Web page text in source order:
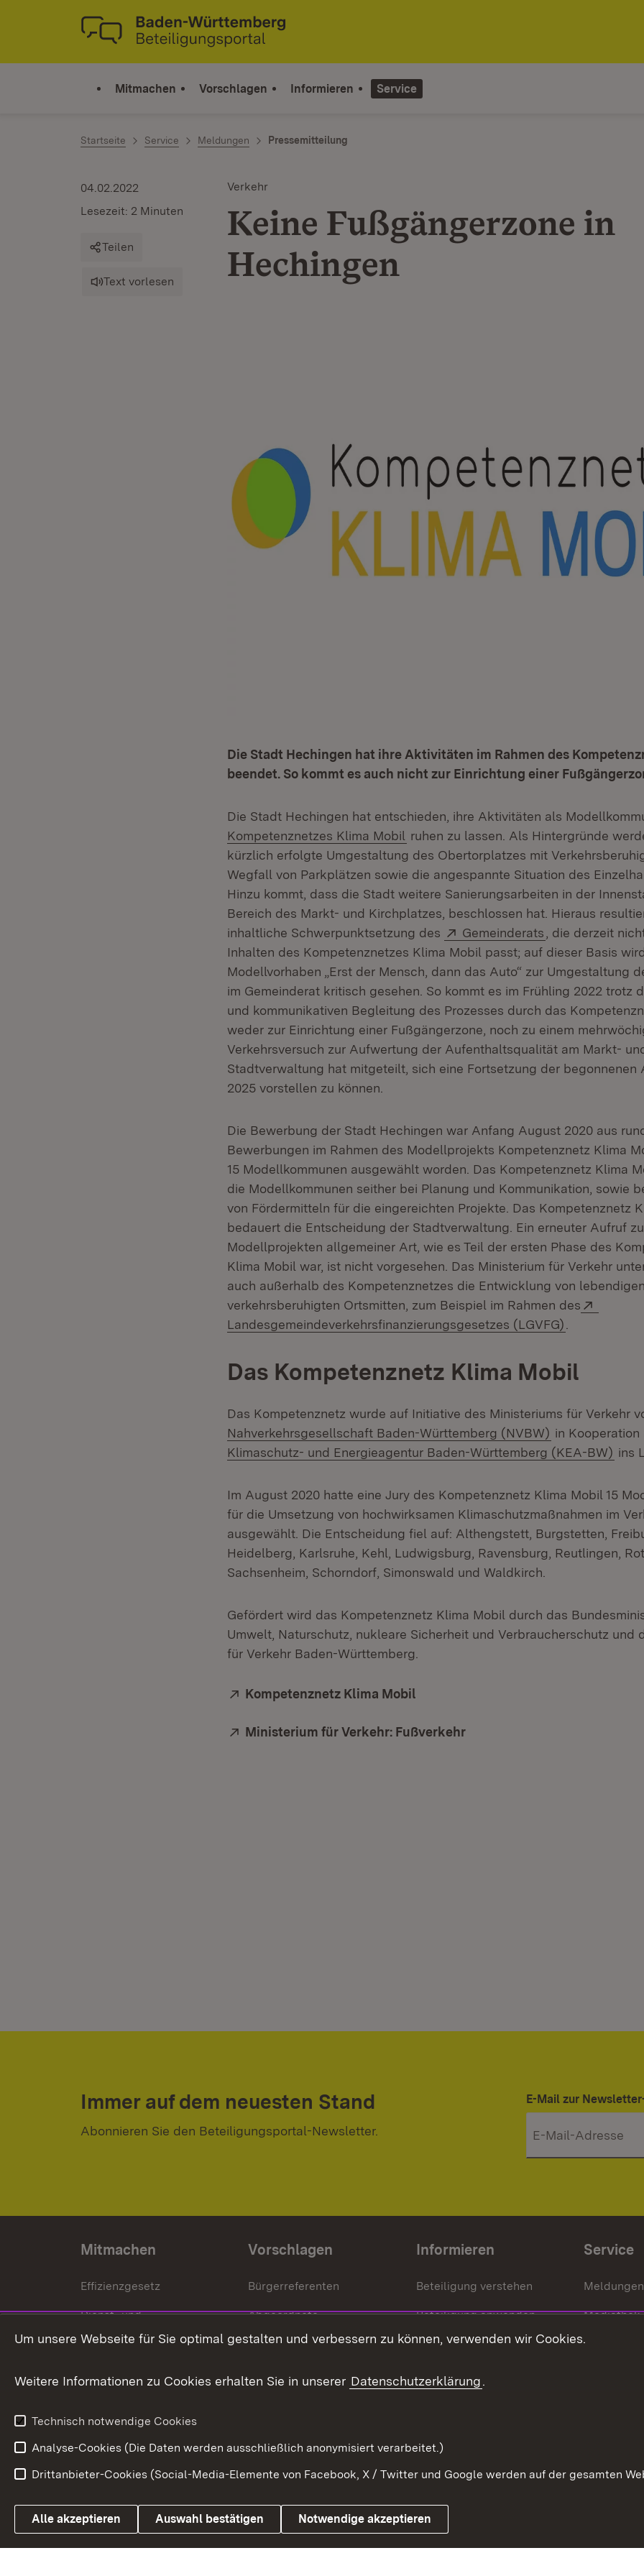
Zum Inhalt springen
Link zur Startseite
Mitmachen Vorschlagen Informieren Service
Startseite Service Meldungen Pressemitteilung
Verkehr
Keine Fußgängerzone in
Hechingen
04.02.2022
Lesezeit: 2 Minuten
Teilen
Text vorlesen
Die Stadt Hechingen hat ihre Aktivitäten im Rahmen des
beendet. So kommt es auch nicht zur Einrichtung einer
Die Stadt Hechingen hat entschieden, ihre Aktivitäten als
Kompetenznetzes Klima Mobil (Öffnet in neuem Fenster)
ruhen zu lassen. Als Hintergründe
kürzlich erfolgte Umgestaltung des Obertorplatzes mit
Wegfall von Parkplätzen sowie die angespannte Situation des
Hinzu kommt, dass die Stadt weitere Sanierungsarbeiten in der
Bereich des Markt- und Kirchplatzes, beschlossen hat. Hieraus
inhaltliche Schwerpunktsetzung des
Extern:
Gemeinderats (Öffnet in
, die derzeit
Inhalten des Kompetenznetzes Klima Mobil passt; auf dieser Basis
Modellvorhaben „Erst der Mensch, dann das Auto“ zur Umgestaltung
im Gemeinderat kritisch gesehen. So kommt es im Frühling 2022 trotz
und kommunikativen Begleitung des Prozesses durch das
weder zur Einrichtung einer Fußgängerzone, noch zu einem
Verkehrsversuch zur Aufwertung der Aufenthaltsqualität am Markt-
Stadtverwaltung hat mitgeteilt, sich eine Fortsetzung der begonnenen
2025 vorstellen zu können.
Die Bewerbung der Stadt Hechingen war Anfang August 2020 aus
Bewerbungen im Rahmen des Modellprojekts Kompetenznetz Klima
15 Modellkommunen ausgewählt worden. Das Kompetenznetz Klima
die Modellkommunen seither bei Planung und Kommunikation, sowie
von Fördermitteln für die eingereichten Projekte. Das Kompetenznetz
bedauert die Entscheidung der Stadtverwaltung. Ein erneuter Aufruf zu
Modellprojekten allgemeiner Art, wie es Teil der ersten Phase des
Klima Mobil war, ist nicht vorgesehen. Das Ministerium für Verkehr
auch außerhalb des Kompetenznetzes die Entwicklung von
verkehrsberuhigten Ortsmitten, zum Beispiel im Rahmen des
Landesgemeindeverkehrsfinanzierungsgesetzes (LGVFG)
Das Kompetenznetz Klima Mobil
Das Kompetenznetz wurde auf Initiative des Ministeriums für Verkehr
Nahverkehrsgesellschaft Baden-Württemberg (NVBW) (Öffnet in
in Kooperation
Klimaschutz- und Energieagentur Baden-Württemberg (KEA-BW) ins
Im August 2020 hatte eine Jury des Kompetenznetz Klima Mobil 15
für die Umsetzung von hochwirksamen Klimaschutzmaßnahmen im
ausgewählt. Die Entscheidung fiel auf: Althengstett, Burgstetten,
Heidelberg, Karlsruhe, Kehl, Ludwigsburg, Ravensburg, Reutlingen,
Sachsenheim, Schorndorf, Simonswald und Waldkirch.
Gefördert wird das Kompetenznetz Klima Mobil durch das
Umwelt, Naturschutz, nukleare Sicherheit und Verbraucherschutz und
für Verkehr Baden-Württemberg.
Extern:
Kompetenznetz Klima Mobil
Extern:
Ministerium für Verkehr: Fußverkehr
Immer auf dem neuesten Stand
Abonnieren Sie den Beteiligungsportal-Newsletter.
E-Mail zur
Mitmachen
Effizienzgesetz
Dienst- und
Versorgungsbezüge
Weitere
Vorschlagen
Bürgerreferenten
Abgeordnete
Bürgerbeauftragte
Informieren
Beteiligung verstehen
Beteiligung anwenden
Beteiligung stärken
Service
Meldungen
Mediathek
Link zum Landesportal
Impressum Kontakt
Um unsere Webseite für Sie optimal gestalten und verbessern zu können, verwenden wir Cookies.
Weitere Informationen zu Cookies erhalten Sie in unserer Datenschutzerklärung.
Technisch notwendige Cookies
Analyse-Cookies (Die Daten werden ausschließlich anonymisiert verarbeitet.)
Drittanbieter-Cookies (Social-Media-Elemente von Facebook, X / Twitter und Google werden auf der gesamten
Alle akzeptieren Auswahl bestätigen Notwendige akzeptieren